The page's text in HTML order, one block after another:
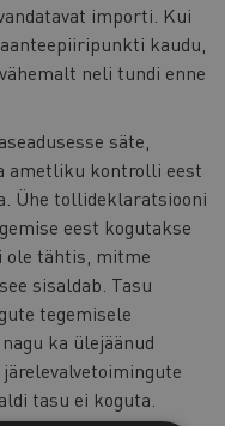
importi. Kui
kaudu,
neli tundi enne
säte,
ametliku kontrolli eest
Ühe tollideklaratsiooni
eest kogutakse
ole tähtis, mitme
sisaldab. Tasu
tegemisele
ka ülejäänud
tasu ei koguta.